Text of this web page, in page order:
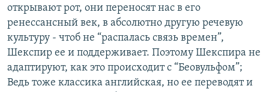
открывают рот, они переносят нас в его
ренессансный век, в абсолютно другую речевую
культуру - чтоб не “распалась связь времен”,
Шекспир ее и поддерживает. Поэтому Шекспира не
адаптируют, как это происходит с “Беовульфом”;
Ведь тоже классика английская, но ее переводят и